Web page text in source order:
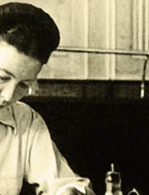
SATIRE
SCREEN PLAY
SELF HELP
SERVICE STORY
SEXOLOGY
SPIRITUAL